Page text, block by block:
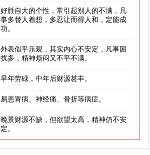
好胜自大的个性，常引起别人的不满，凡
事多替人着想，多忍让而得人和，定能成
功。
外表似乎乐观，其实内心不安定，凡事困
扰多，精神烦闷又不平不满。
早年劳碌，中年后财源甚丰。
易患胃病、神经痛、骨折等病症。
晚景财源不缺，但欲望太高，精神仍不安
定。